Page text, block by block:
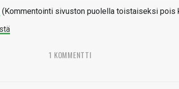
(Kommentointi sivuston puolella toistaiseksi pois
1 KOMMENTTI